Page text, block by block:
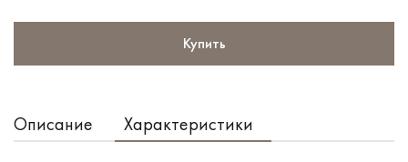
Купить
Описание Характеристики